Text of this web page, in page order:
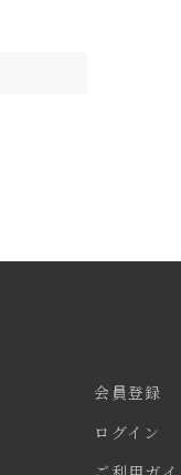
会員登録
ログイン